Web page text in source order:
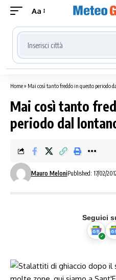
Aa
Cerca località meteo
Home» Mai così tanto freddo in questo periodo
Mai così tanto
periodo dal
Mauro MeloniPublished: 17/02/
Seguici